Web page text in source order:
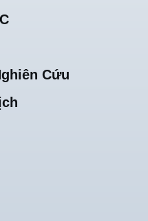
Cứu